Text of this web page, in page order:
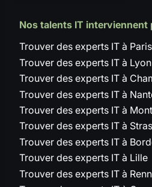
Nos talents IT interviennent
Trouver des experts IT à Paris
Trouver des experts IT à Lyon
Trouver des experts IT à
Trouver des experts IT à
Trouver des experts IT à
Trouver des experts IT à
Trouver des experts IT à
Trouver des experts IT à Lille
Trouver des experts IT à